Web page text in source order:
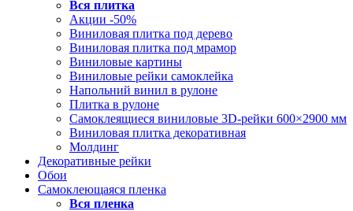
Вся плитка
Акции -50%
Виниловая плитка под дерево
Виниловая плитка под мрамор
Виниловые картины
Виниловые рейки самоклейка
Напольний винил в рулоне
Плитка в рулоне
Самоклеящиеся виниловые 3D‑рейки 600×2900 мм
Виниловая плитка декоративная
Молдинг
Декоративные рейки
Обои
Самоклеющаяся пленка
Вся пленка